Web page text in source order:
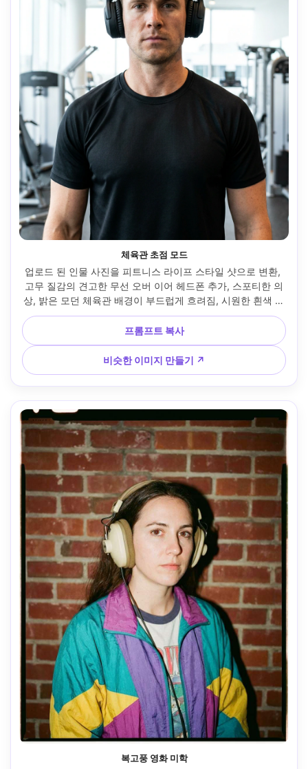
체육관 초점 모드
업로드 된 인물 사진을 피트니스 라이프 스타일 샷으로 변환,
고무 질감의 견고한 무선 오버 이어 헤드폰 추가, 스포티한 의
상, 밝은 모던 체육관 배경이 부드럽게 흐려짐, 시원한 흰색 오
버헤드 조명, 캐논 R6 50mm로 촬영, 가슴 위로 프레임, 사실
적인 피부 및 원단 질감, 단호한 표정, 깔끔한 상업 사진 스타일
--ar 4:5
프롬프트 복사
비슷한 이미지 만들기 ↗
복고풍 영화 미학